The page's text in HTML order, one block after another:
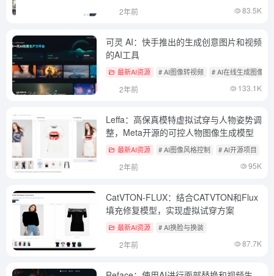
2年前 83.5K
可灵 AI：快手推出的生成创意图片和视频
的AI工具
最新AI资源 # AI图像转视频 # AI在线生成图像
2年前 133.1K
Leffa：高保真模特虚拟试穿与人物姿势调
整，Meta开源的可控人物图像生成模型
最新AI资源 # AI图像风格控制 # AI开源项目
2年前 95K
CatVTON-FLUX：结合CATVTON和Flux
填充修复模型，实现虚拟试穿方案
最新AI资源 # AI换脸与换装
2年前 87.7K